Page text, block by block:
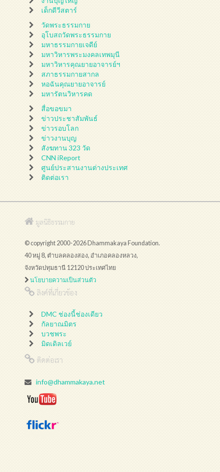
เด็กดีวีสตาร์
วัดพระธรรมกาย
อุโบสถวัดพระธรรมกาย
มหาธรรมกายเจดีย์
มหาวิหารพระมงคลเทพมุนี
มหาวิหารคุณยายอาจารย์ฯ
สภาธรรมกายสากล
หอฉันคุณยายอาจารย์
มหารัตนวิหารคด
สื่อขอขมา
ข่าวประชาสัมพันธ์
ข่าวรอบโลก
ข่าวงานบุญ
สังฆทาน 323 วัด
CNN iReport
ศูนย์ประสานงานต่างประเทศ
ติดต่อเรา
มูลนิธิธรรมกาย
© copyright 2000-2026 Dhammakaya Foundation.
40 หมู่ 8, ตำบลคลองสอง, อำเภอคลองหลวง,
จังหวัดปทุมธานี 12120 ประเทศไทย
นโยบายความเป็นส่วนตัว
ลิงค์ที่เกี่ยวข้อง
DMC ช่องนี้ช่องเดียว
กัลยาณมิตร
บวชพระ
มิดเดิลเวย์
ติดต่อเรา
info@dhammakaya.net